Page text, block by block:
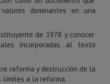
dominantes en una
de 1978 y conocer
incorporadas al texto
reforma y destrucción de la
límites a la reforma.